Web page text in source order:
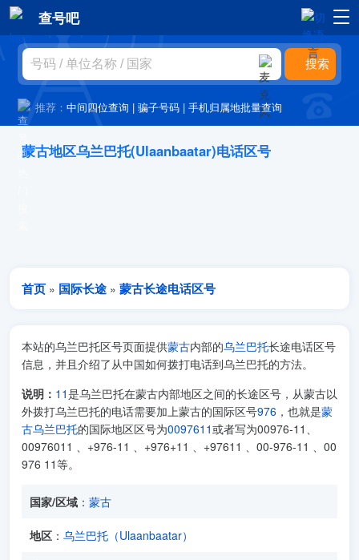
查号吧
推荐：中间四位查询 |骗子号码 |手机归属地批量查询
蒙古地区乌兰巴托(Ulaanbaatar)电话区号
首页 » 国际长途 » 蒙古长途电话区号
本站的乌兰巴托区号页面提供蒙古内部的乌兰巴托长途电话区号
信息，并且介绍了从中国如何拨打电话到乌兰巴托的方法。
说明： 11是乌兰巴托在蒙古内部地区之间的长途区号，从蒙古以
外拨打乌兰巴托的电话需要加上蒙古的国际区号976 ，也就是蒙
古乌兰巴托的国际地区区号为0097611或者写为00976-11、
00976011 、+976-11 、+976+11 、+97611 、00-976-11 、00
976 11等。
国家/区域 ： 蒙古
地区 ： 乌兰巴托（Ulaanbaatar）